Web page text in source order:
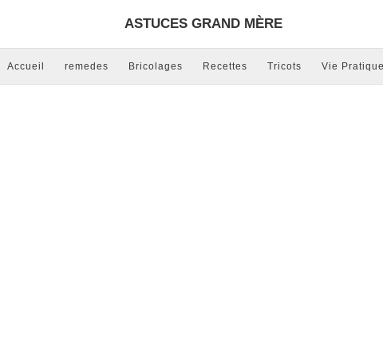
ASTUCES GRAND MÈRE
Accueil remedes Bricolages Recettes Tricots Vie Pratique